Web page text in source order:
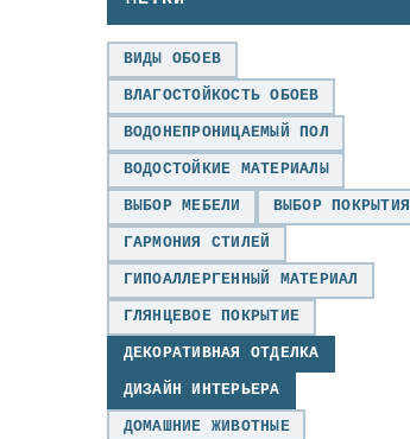
ВИДЫ ОБОЕВ
ВЛАГОСТОЙКОСТЬ ОБОЕВ
ВОДОНЕПРОНИЦАЕМЫЙ ПОЛ
ВОДОСТОЙКИЕ МАТЕРИАЛЫ
ВЫБОР МЕБЕЛИ ВЫБОР ПОКРЫТИЯ
ГАРМОНИЯ СТИЛЕЙ
ГИПОАЛЛЕРГЕННЫЙ МАТЕРИАЛ
ГЛЯНЦЕВОЕ ПОКРЫТИЕ
ДЕКОРАТИВНАЯ ОТДЕЛКА
ДИЗАЙН ИНТЕРЬЕРА
ДОМАШНИЕ ЖИВОТНЫЕ